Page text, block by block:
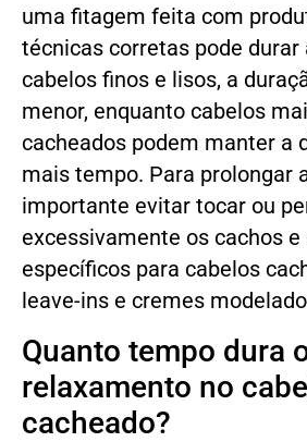
uma fitagem feita com
técnicas corretas pode durar
cabelos finos e lisos, a
menor, enquanto cabelos
cacheados podem manter a
mais tempo. Para prolongar
importante evitar tocar ou
excessivamente os cachos
específicos para cabelos
leave-ins e cremes
Quanto tempo dura
relaxamento no
cacheado?